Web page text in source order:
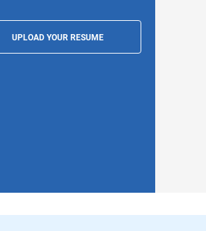
UPLOAD YOUR RESUME